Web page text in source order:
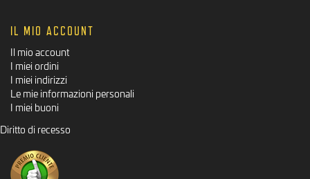
IL MIO ACCOUNT
Il mio account
I miei ordini
I miei indirizzi
Le mie informazioni personali
I miei buoni
Diritto di recesso